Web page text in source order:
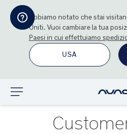
Abbiamo notato che stai
Uniti. Vuoi cambiare la tua
Paesi in cui effettuiamo
USA